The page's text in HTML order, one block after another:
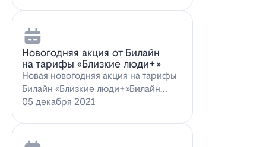
Новогодняя акция от Билайн
на тарифы «Близкие люди+»
Новая новогодняя акция на тарифы
Билайн «Близкие люди+»Билайн
предлагает новогоднее пред…
05 декабря 2021